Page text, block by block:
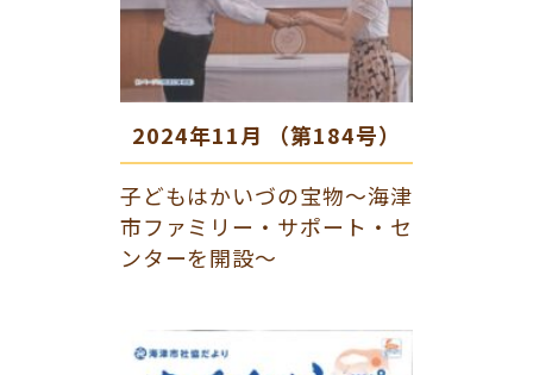
2024年11月 （第184号）
子どもはかいづの宝物～海津
市ファミリー・サポート・セ
ンターを開設～